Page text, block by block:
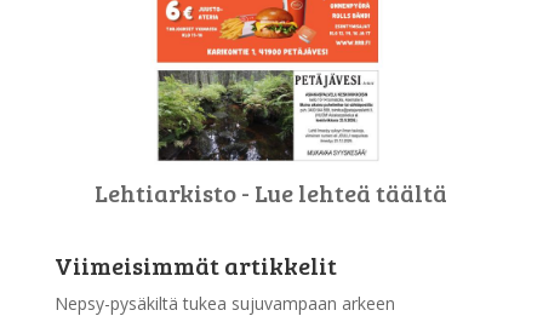
Lehtiarkisto - Lue lehteä täältä
Viimeisimmät artikkelit
Nepsy-pysäkiltä tukea sujuvampaan arkeen